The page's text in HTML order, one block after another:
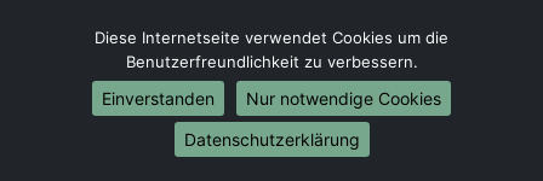
Umzüge-Deutschlandweit
Umzug von Wolfsburg nach Berlin
Umzug von Wolfsburg nach Hamburg
Umzug von Wolfsburg nach München
Umzug von Wolfsburg nach Köln
Diese Internetseite verwendet Cookies um die
Benutzerfreundlichkeit zu verbessern.
Einverstanden
Nur notwendige Cookies
Datenschutzerklärung